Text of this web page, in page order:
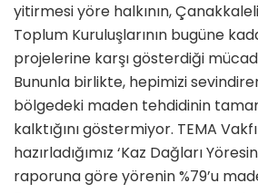
yitirmesi yöre halkının,
Toplum Kuruluşlarının bugüne
projelerine karşı gösterdiği
Bununla birlikte, hepimizi
bölgedeki maden tehdidinin
kalktığını göstermiyor. TEMA
hazırladığımız ‘Kaz Dağları
raporuna göre yörenin %79’u